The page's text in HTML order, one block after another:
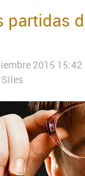
partidas
2015 15:42